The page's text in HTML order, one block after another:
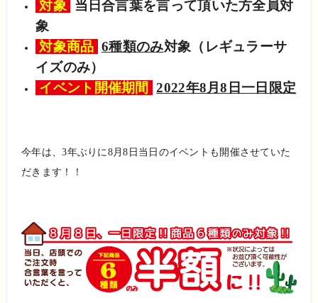
対象
当日合言葉を言って頂いた方全員対
象
対象商品 6種類のみ対象（レギュラーサ
イズのみ）
イベント開催期間
2022年8月8日一日限定
今年は、3年ぶりに8月8日当日のイベントも開催させていた
だきます！！